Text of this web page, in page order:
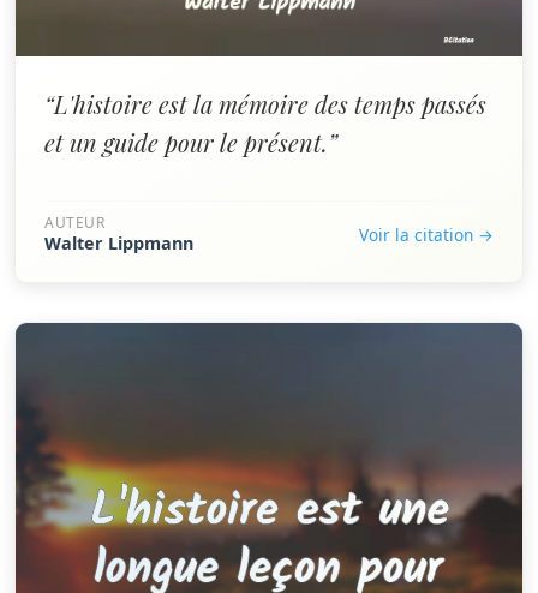
“L'histoire est la mémoire des temps passés
et un guide pour le présent.”
AUTEUR
Walter Lippmann Voir la citation →